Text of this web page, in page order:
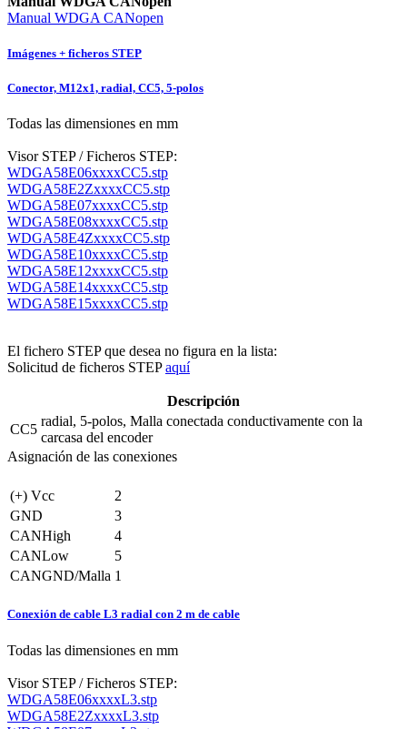
Manual WDGA CANopen
Imágenes + ficheros STEP
Conector, M12x1, radial, CC5, 5-polos
Todas las dimensiones en mm
Visor STEP / Ficheros STEP:
WDGA58E06xxxxCC5.stp
WDGA58E2ZxxxxCC5.stp
WDGA58E07xxxxCC5.stp
WDGA58E08xxxxCC5.stp
WDGA58E4ZxxxxCC5.stp
WDGA58E10xxxxCC5.stp
WDGA58E12xxxxCC5.stp
WDGA58E14xxxxCC5.stp
WDGA58E15xxxxCC5.stp
El fichero STEP que desea no figura en la lista:
Solicitud de ficheros STEPaquí
Descripción
CC5
radial, 5-polos, Malla conectada conductivamente con la
carcasa del encoder
Asignación de las conexiones
(+) Vcc
2
GND
3
CANHigh
4
CANLow
5
CANGND/Malla 1
Conexión de cable L3 radial con 2 m de cable
Todas las dimensiones en mm
Visor STEP / Ficheros STEP:
WDGA58E06xxxxL3.stp
WDGA58E2ZxxxxL3.stp